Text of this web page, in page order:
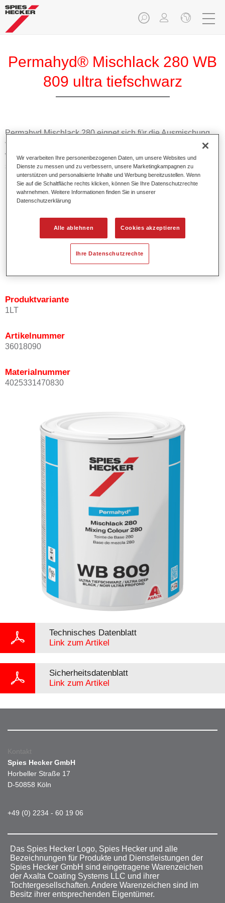
Permahyd® Mischlack 280 WB
809 ultra tiefschwarz
Permahyd Mischlack 280 eignet sich für die Ausmischung
von Permahyd Perlmutt Basislack 285, einem hochwertigen
wasserverdünnbaren Basislacksystem. Es basiert auf einer
speziellen PU-Dispersionstechnologie für Uni- und
Effektlackierungen.
Produktmerkmale
1,5 Spritzgängen.
Bietet ein gutes Standvermögen.
Verfügt über ein hohes Deckvermögen.
Besitzt eine hohe Farbtongenauigkeit.
Produktvariante
1LT
Artikelnummer
36018090
Materialnummer
4025331470830
Technisches Datenblatt
Link zum Artikel
Sicherheitsdatenblatt
Link zum Artikel
Kontakt
Spies Hecker GmbH
Horbeller Straße 17
D-50858 Köln
+49 (0) 2234 - 60 19 06
Das Spies Hecker Logo, Spies Hecker und alle
Bezeichnungen für Produkte und Dienstleistungen der
Spies Hecker GmbH sind eingetragene Warenzeichen
der Axalta Coating Systems LLC und ihrer
Tochtergesellschaften. Andere Warenzeichen sind im
Besitz ihrer entsprechenden Eigentümer.
Wir verarbeiten Ihre personenbezogenen Daten, um unsere Websites und
Dienste zu messen und zu verbessern, unsere Marketingkampagnen zu
unterstützen und personalisierte Inhalte und Werbung bereitzustellen. Wenn
Sie auf die Schaltfläche rechts klicken, können Sie Ihre Datenschutzrechte
wahrnehmen. Weitere Informationen finden Sie in unserer
Datenschutzerklärung
Alle ablehnen Cookies akzeptieren
Ihre Datenschutzrechte